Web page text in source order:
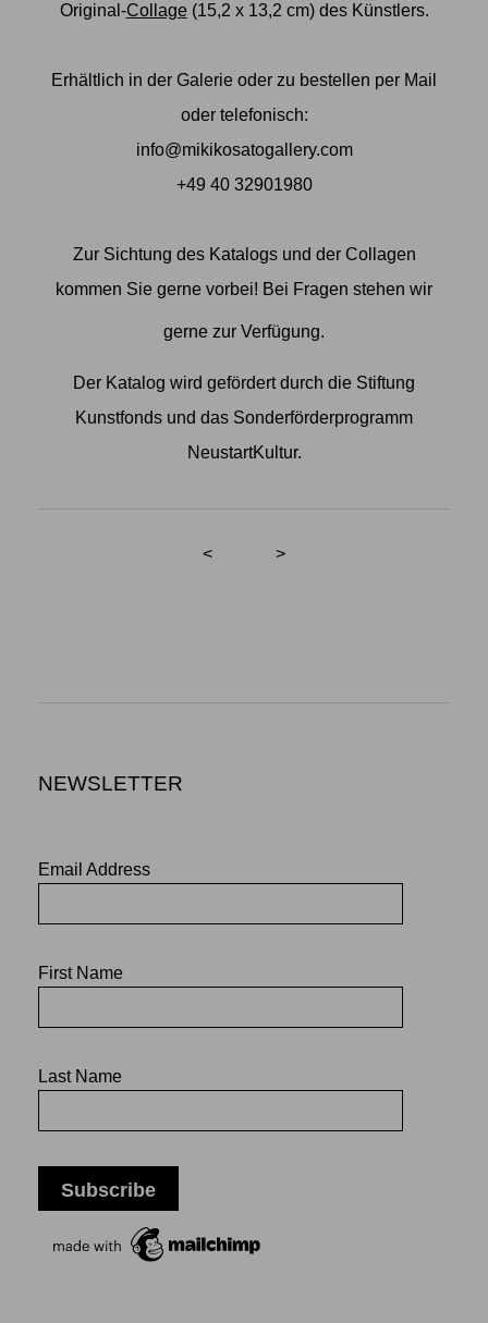
Original-Collage(15,2 x 13,2 cm) des Künstlers.
Erhältlich in der Galerie oder zu bestellen per Mail
oder telefonisch:
info@mikikosatogallery.com
+49 40 32901980
Zur Sichtung des Katalogs und der Collagen
kommen Sie gerne vorbei! Bei Fragen stehen wir
gerne zur Verfügung.
Der Katalog wird gefördert durch die Stiftung
Kunstfonds und das Sonderförderprogramm
NeustartKultur.
< >
NEWSLETTER
Email Address
First Name
Last Name